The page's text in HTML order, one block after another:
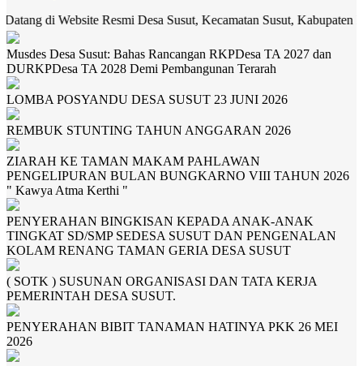
Resmi Desa Susut, Kecamatan Susut, Kabupaten Bangli. Media
Musdes Desa Susut: Bahas Rancangan RKPDesa TA 2027 dan
DURKPDesa TA 2028 Demi Pembangunan Terarah
LOMBA POSYANDU DESA SUSUT 23 JUNI 2026
REMBUK STUNTING TAHUN ANGGARAN 2026
ZIARAH KE TAMAN MAKAM PAHLAWAN
PENGELIPURAN BULAN BUNGKARNO VIII TAHUN 2026
" Kawya Atma Kerthi "
PENYERAHAN BINGKISAN KEPADA ANAK-ANAK
TINGKAT SD/SMP SEDESA SUSUT DAN PENGENALAN
KOLAM RENANG TAMAN GERIA DESA SUSUT
( SOTK ) SUSUNAN ORGANISASI DAN TATA KERJA
PEMERINTAH DESA SUSUT.
PENYERAHAN BIBIT TANAMAN HATINYA PKK 26 MEI
2026